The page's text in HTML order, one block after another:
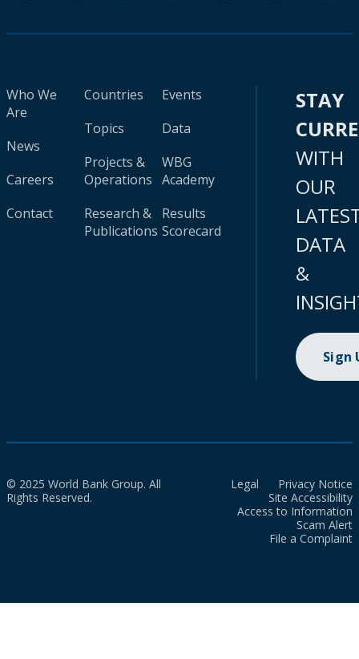
Who We
Are
News
Careers
Contact
Countries
Topics
Projects &
Operations
Research &
Publications
Events
Data
WBG
Academy
Results
Scorecard
STAY
WITH
OUR
DATA
&
Sign
© 2025 World Bank Group. All
Rights Reserved.
Legal
Privacy Notice
Site Accessibility
Access to Information
Scam Alert
File a Complaint